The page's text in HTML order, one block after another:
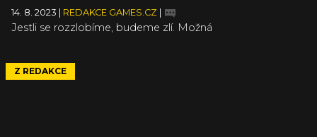
14. 8. 2023 REDAKCE GAMES.CZ
Jestli se rozzlobíme, budeme zlí. Možná
Z REDAKCE